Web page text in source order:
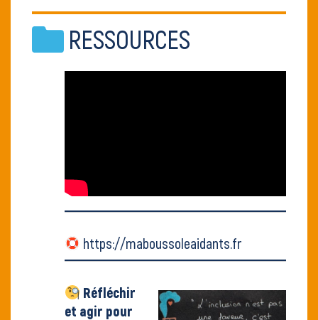
RESSOURCES
https://maboussoleaidants.fr
Réfléchir
et agir pour